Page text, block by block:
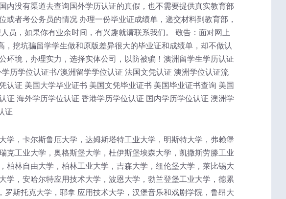
没有渠道去查询国外学历认证的真假，也不需要提供真实教育部
者考公务员的情况 办理一份毕业证成绩单，递交材料到教育部，
员，如果你有业余时间，有兴趣就请联系我们。 敬告：面对网上
挖坑骗留学学生做和原版差异很大的毕业证和成绩单，却不做认
境，办理实力，选择实体公司，以防被骗！澳洲留学生学历认证
历学位认证书/澳洲留学学位认证 法国文凭认证 澳洲学位认证流
证 美国大学毕业证书 美国文凭毕业证书 美国毕业证书查询 美国
海外学历学位认证 香港学历学位认证 国内学历学位认证 澳洲学
证
，卡尔斯鲁厄大学，达姆斯塔特工业大学，明斯特大学，弗赖堡
工业大学，奥格斯堡大学，杜伊斯堡埃森大学，凯撒斯劳滕工业
林自由大学，柏林工业大学，吉森大学，纽伦堡大学，莱比锡大
，安哈尔特应用技术大学，波恩大学，勃兰登堡工业大学，德累
斯托克大学，耶拿 应用技术大学，汉堡音乐和戏剧学院，鲁昂大